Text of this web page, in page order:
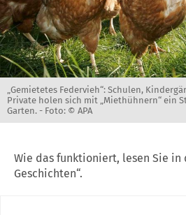
„Gemietetes Federvieh“: Schulen,
Private holen sich mit „Miethühnern“ ein
Garten. - Foto: © APA
Wie das funktioniert, lesen Sie in
Geschichten“.